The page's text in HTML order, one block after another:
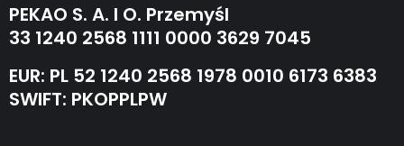
PEKAO S. A. I O. Przemyśl
33 1240 2568 1111 0000 3629 7045
EUR: PL 52 1240 2568 1978 0010 6173 6383
SWIFT: PKOPPLPW